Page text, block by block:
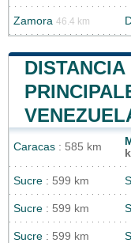
Zamora 46.4 km
Caracas : 585 km
Sucre : 599 km
Sucre : 599 km
Sucre : 599 km